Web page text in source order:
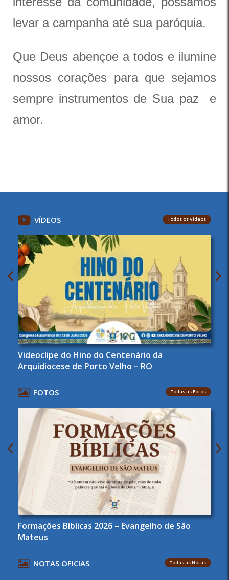
levar a campanha até sua paróquia.
Que Deus abençoe a todos e ilumine
nossos corações para que sejamos
sempre instrumentos de Sua paz e
amor.
VÍDEOS Todos os Vídeos
Videoclipe do Hino do Centenário da
Arquidiocese de Porto Velho – RO
FOTOS Todas as Fotos
Formações Bíblicas 2026 – Evangelho de São
Mateus
NOTAS OFICIAS Todas as Notas